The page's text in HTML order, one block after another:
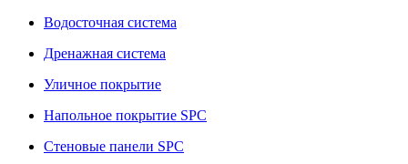
Водосточная система
Дренажная система
Уличное покрытие
Напольное покрытие SPC
Стеновые панели SPC